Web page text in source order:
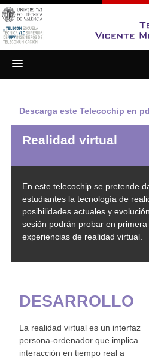
.
Saltar
al
contenido
Descarga este Telecochip en
Realidad virtual
En este telecochip se pretende
estudiantes la tecnología de
posibilidades actuales y
sesión podrán probar en
experiencias de realidad virtual.
DESARROLLO
La realidad virtual es un interfaz
persona-ordenador que implica
interacción en tiempo real a